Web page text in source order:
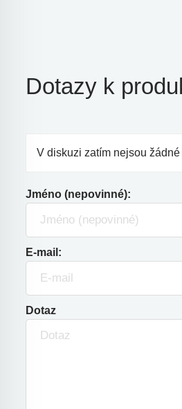
Dotazy k
V diskuzi zatím nejsou
Jméno (nepovinné):
E-mail:
Dotaz